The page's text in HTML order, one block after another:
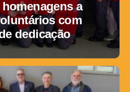
a
com
dedicação